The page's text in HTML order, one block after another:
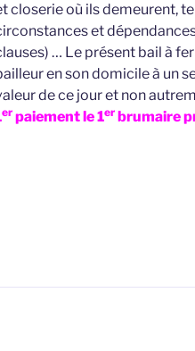
closerie où ils demeurent,
et
… Le présent bail à
en son domicile à un
de ce jour et non
erpaiement le 1erbrumaire